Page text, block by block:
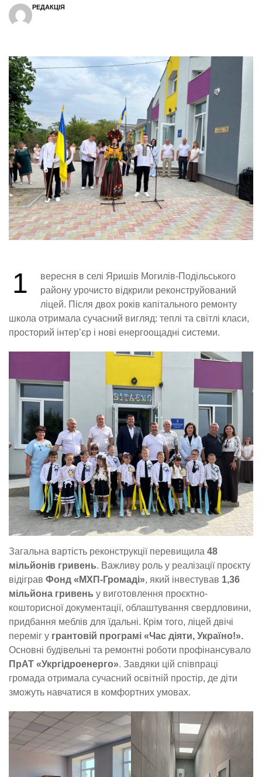
РЕДАКЦІЯ
1
вересня в селі Яришів Могилів-Подільського
району урочисто відкрили реконструйований
ліцей. Після двох років капітального ремонту
школа отримала сучасний вигляд: теплі та світлі класи,
просторий інтер’єр і нові енергоощадні системи.
Загальна вартість реконструкції перевищила 48
мільйонів гривень. Важливу роль у реалізації проєкту
відіграв Фонд «МХП-Громаді», який інвестував 1,36
мільйона гривень у виготовлення проєктно-
кошторисної документації, облаштування свердловини,
придбання меблів для їдальні. Крім того, ліцей двічі
переміг у грантовій програмі «Час діяти, Україно!».
Основні будівельні та ремонтні роботи профінансувало
ПрАТ «Укргідроенерго». Завдяки цій співпраці
громада отримала сучасний освітній простір, де діти
зможуть навчатися в комфортних умовах.